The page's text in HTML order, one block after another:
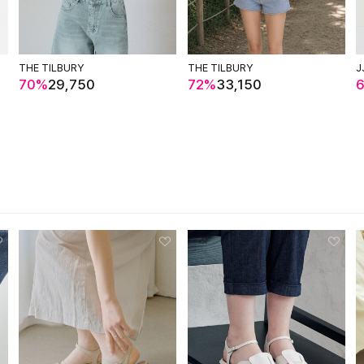
THE TILBURY
29,750
70%
THE TILBURY
33,150
72%